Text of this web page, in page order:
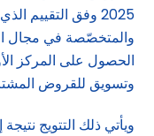
2025 وفق التقييم
والمتخصّصة في مجال
الحصول على المركز
وتسويق للقروض
ويأتي ذلك التتويج